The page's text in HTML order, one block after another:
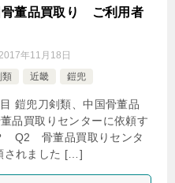
骨董品買取り ご利用者
年11月18日
類 近畿 鎧兜
鎧兜刀剣類、中国骨董品
品買取りセンターに依頼す
Q2 骨董品買取りセンタ
されました […]